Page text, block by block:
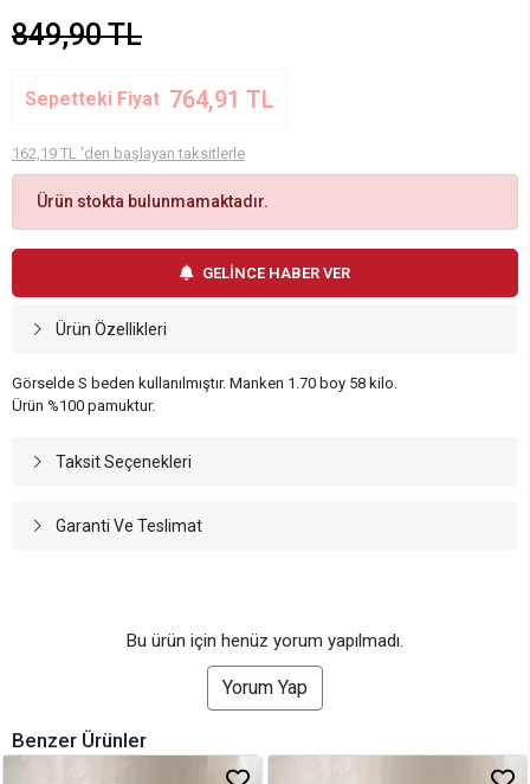
849,90 TL
Sepetteki Fiyat 764,91 TL
162,19 TL 'den başlayan taksitlerle
Ürün stokta bulunmamaktadır.
GELİNCE HABER VER
Ürün Özellikleri
Görselde S beden kullanılmıştır. Manken 1.70 boy 58 kilo.
Ürün %100 pamuktur.
Taksit Seçenekleri
Garanti Ve Teslimat
Bu ürün için henüz yorum yapılmadı.
Yorum Yap
Benzer Ürünler